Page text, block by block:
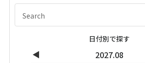
日付別で探す
◀ 2027.08